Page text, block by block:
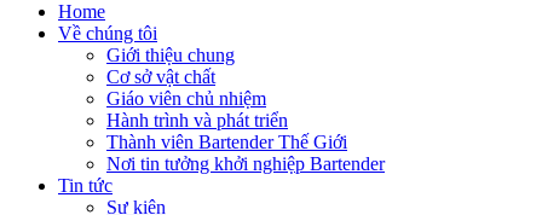
Home
Về chúng tôi
Giới thiệu chung
Cơ sở vật chất
Giáo viên chủ nhiệm
Hành trình và phát triển
Thành viên Bartender Thế Giới
Nơi tin tưởng khởi nghiệp Bartender
Tin tức
Sự kiện